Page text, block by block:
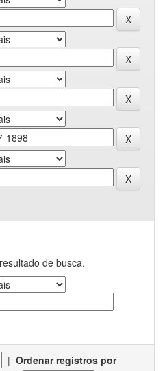
de busca.
| Ordenar registros por